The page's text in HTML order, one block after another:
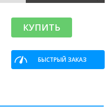
КУПИТЬ
БЫСТРЫЙ ЗАКАЗ